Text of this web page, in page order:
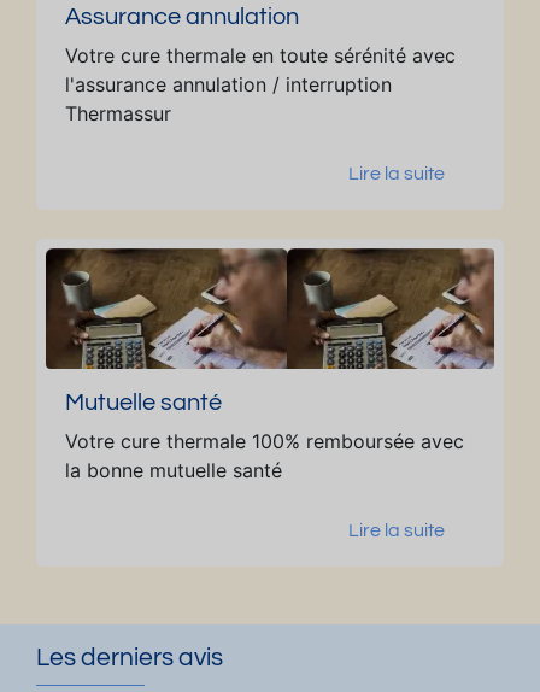
Assurance annulation
Votre cure thermale en toute sérénité avec
l'assurance annulation / interruption
Thermassur
Lire la suite
Mutuelle santé
Votre cure thermale 100% remboursée avec
la bonne mutuelle santé
Lire la suite
Les derniers avis